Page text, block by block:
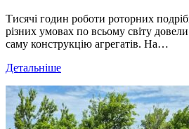
Тисячі годин роботи роторних
різних умовах по всьому світу
саму конструкцію агрегатів. На…
Детальніше